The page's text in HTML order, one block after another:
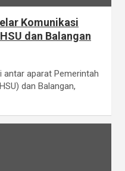
Komunikasi
dan Balangan
antar aparat Pemerintah
dan Balangan,